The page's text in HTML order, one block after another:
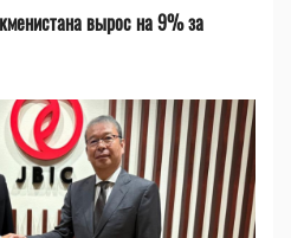
вырос на 9% за